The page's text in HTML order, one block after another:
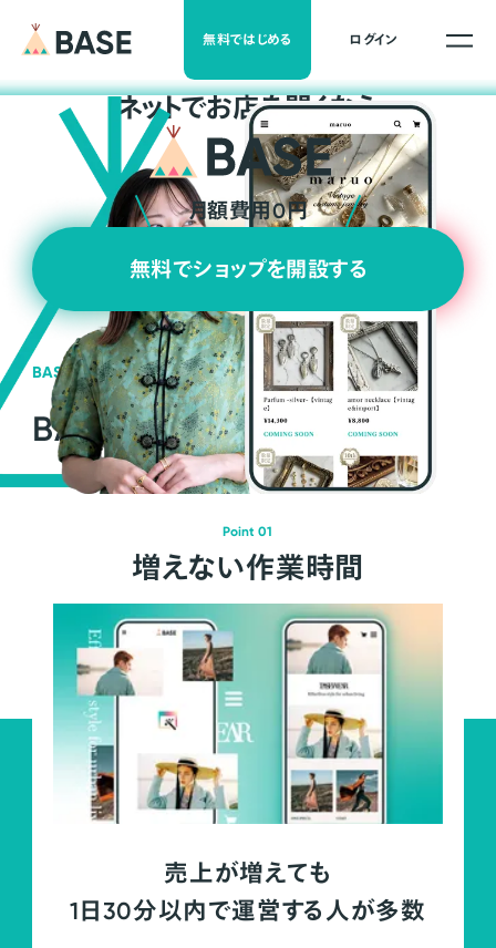
無料ではじめる ログイン
ネットでお店を開くなら
月額費用0円
無料でショップを開設する
BASEの強み
BASEが強い3つの理由
Point 01
増えない作業時間
売上が増えても
1日30分以内で運営する人が多数